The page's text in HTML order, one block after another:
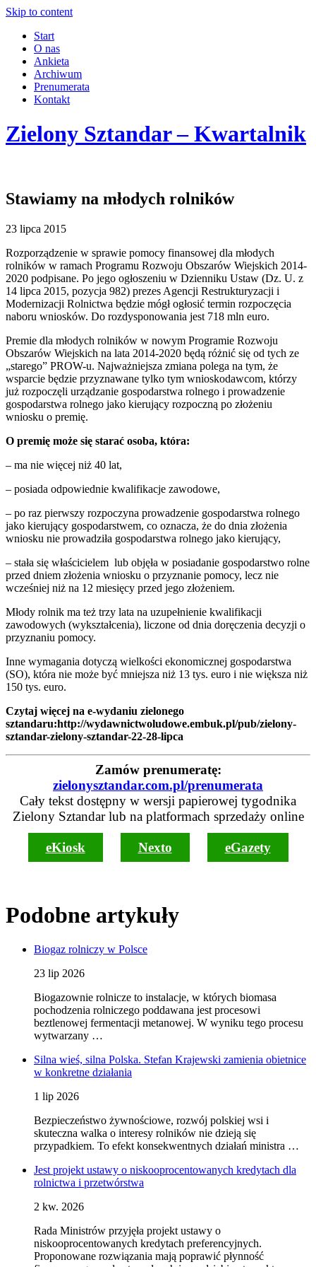
Skip to content
Start
O nas
Ankieta
Archiwum
Prenumerata
Kontakt
Zielony Sztandar – Kwartalnik
Stawiamy na młodych rolników
23 lipca 2015
Rozporządzenie w sprawie pomocy finansowej dla młodych
rolników w ramach Programu Rozwoju Obszarów Wiejskich 2014-
2020 podpisane. Po jego ogłoszeniu w Dzienniku Ustaw (Dz. U. z
14 lipca 2015, pozycja 982) prezes Agencji Restrukturyzacji i
Modernizacji Rolnictwa będzie mógł ogłosić termin rozpoczęcia
naboru wniosków. Do rozdysponowania jest 718 mln euro.
Premie dla młodych rolników w nowym Programie Rozwoju
Obszarów Wiejskich na lata 2014-2020 będą różnić się od tych ze
„starego” PROW-u. Najważniejsza zmiana polega na tym, że
wsparcie będzie przyznawane tylko tym wnioskodawcom, którzy
już rozpoczęli urządzanie gospodarstwa rolnego i prowadzenie
gospodarstwa rolnego jako kierujący rozpoczną po złożeniu
wniosku o premię.
O premię może się starać osoba, która:
– ma nie więcej niż 40 lat,
– posiada odpowiednie kwalifikacje zawodowe,
– po raz pierwszy rozpoczyna prowadzenie gospodarstwa rolnego
jako kierujący gospodarstwem, co oznacza, że do dnia złożenia
wniosku nie prowadziła gospodarstwa rolnego jako kierujący,
– stała się właścicielem lub objęła w posiadanie gospodarstwo rolne
przed dniem złożenia wniosku o przyznanie pomocy, lecz nie
wcześniej niż na 12 miesięcy przed jego złożeniem.
Młody rolnik ma też trzy lata na uzupełnienie kwalifikacji
zawodowych (wykształcenia), liczone od dnia doręczenia decyzji o
przyznaniu pomocy.
Inne wymagania dotyczą wielkości ekonomicznej gospodarstwa
(SO), która nie może być mniejsza niż 13 tys. euro i nie większa niż
150 tys. euro.
Czytaj więcej na e-wydaniu zielonego
sztandaru:http://wydawnictwoludowe.embuk.pl/pub/zielony-
sztandar-zielony-sztandar-22-28-lipca
Zamów prenumeratę:
zielonysztandar.com.pl/prenumerata
Cały tekst dostępny w wersji papierowej tygodnika
Zielony Sztandar lub na platformach sprzedaży online
eKiosk Nexto eGazety
Podobne artykuły
Biogaz rolniczy w Polsce
23 lip 2026
Biogazownie rolnicze to instalacje, w których biomasa
pochodzenia rolniczego poddawana jest procesowi
beztlenowej fermentacji metanowej. W wyniku tego procesu
wytwarzany …
Silna wieś, silna Polska. Stefan Krajewski zamienia obietnice
w konkretne działania
1 lip 2026
Bezpieczeństwo żywnościowe, rozwój polskiej wsi i
skuteczna walka o interesy rolników nie dzieją się
przypadkiem. To efekt konsekwentnych działań ministra …
Jest projekt ustawy o niskooprocentowanych kredytach dla
rolnictwa i przetwórstwa
2 kw. 2026
Rada Ministrów przyjęła projekt ustawy o
niskooprocentowanych kredytach preferencyjnych.
Proponowane rozwiązania mają poprawić płynność